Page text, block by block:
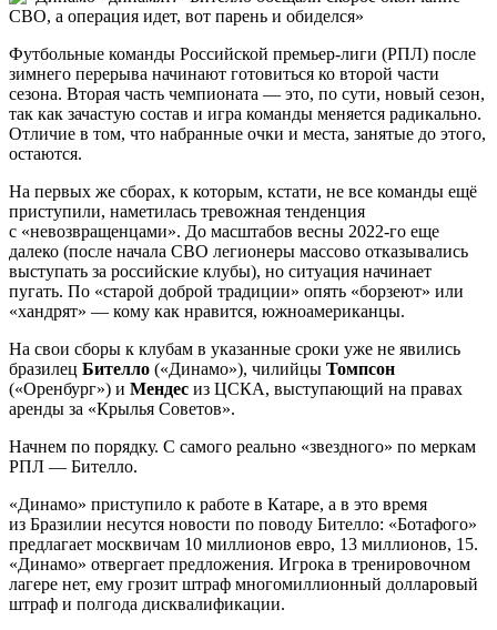
Футбольные команды Российской премьер-лиги (РПЛ) после
зимнего перерыва начинают готовиться ко второй части
сезона. Вторая часть чемпионата — это, по сути, новый сезон,
так как зачастую состав и игра команды меняется радикально.
Отличие в том, что набранные очки и места, занятые до этого,
остаются.
На первых же сборах, к которым, кстати, не все команды ещё
приступили, наметилась тревожная тенденция
с «невозвращенцами». До масштабов весны 2022-го еще
далеко (после начала СВО легионеры массово отказывались
выступать за российские клубы), но ситуация начинает
пугать. По «старой доброй традиции» опять «борзеют» или
«хандрят» — кому как нравится, южноамериканцы.
На свои сборы к клубам в указанные сроки уже не явились
бразилец Бителло («Динамо»), чилийцы Томпсон
(«Оренбург») и Мендес из ЦСКА, выступающий на правах
аренды за «Крылья Советов».
Начнем по порядку. С самого реально «звездного» по меркам
РПЛ — Бителло.
«Динамо» приступило к работе в Катаре, а в это время
из Бразилии несутся новости по поводу Бителло: «Ботафого»
предлагает москвичам 10 миллионов евро, 13 миллионов, 15.
«Динамо» отвергает предложения. Игрока в тренировочном
лагере нет, ему грозит штраф многомиллионный долларовый
штраф и полгода дисквалификации.